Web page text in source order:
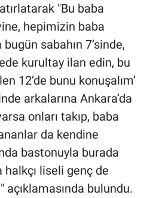
"Bu baba
hepimizin baba
sabahın 7’sinde,
kurultay ilan edin, bu
12’de bunu konuşalım’
arkalarına Ankara’da
onları takıp, baba
da kendine
bastonuyla burada
halkçı liseli genç de
açıklamasında bulundu.